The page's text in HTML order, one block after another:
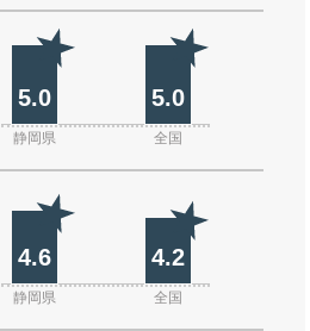
5.0 5.0
静岡県 全国
4.6 4.2
静岡県 全国